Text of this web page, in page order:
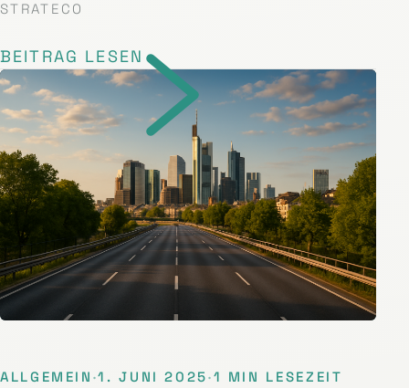
STRATECO
BEITRAG LESEN
ALLGEMEIN ·1. JUNI 2025·1 MIN LESEZEIT